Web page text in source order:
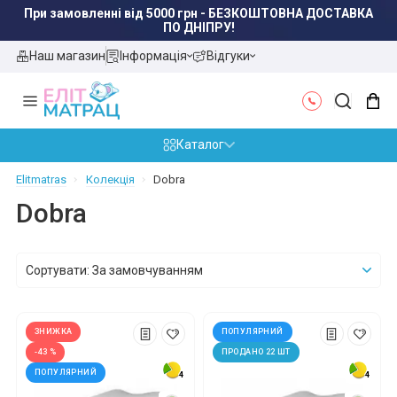
При замовленні від 5000 грн - БЕЗКОШТОВНА ДОСТАВКА
ПО ДНІПРУ!
Наш магазин
Інформація Відгуки
Каталог
Elitmatras Колекція Dobra
Dobra
Сортувати: За замовчуванням
4
ЗНИЖКА
-43 %
ПОПУЛЯРНИЙ 4 4
ПОПУЛЯРНИЙ
ПРОДАНО 22 ШТ
4